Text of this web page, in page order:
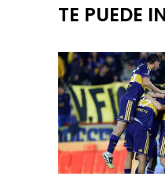
TE PUEDE